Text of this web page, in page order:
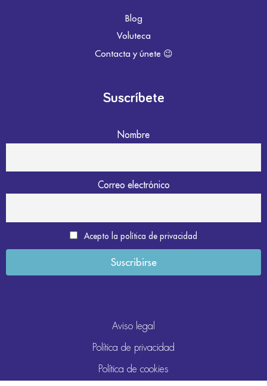
Blog
Voluteca
Contacta y únete 😉
Suscríbete
Nombre
Correo electrónico
Acepto la política de privacidad
Aviso legal
Política de privacidad
Política de cookies